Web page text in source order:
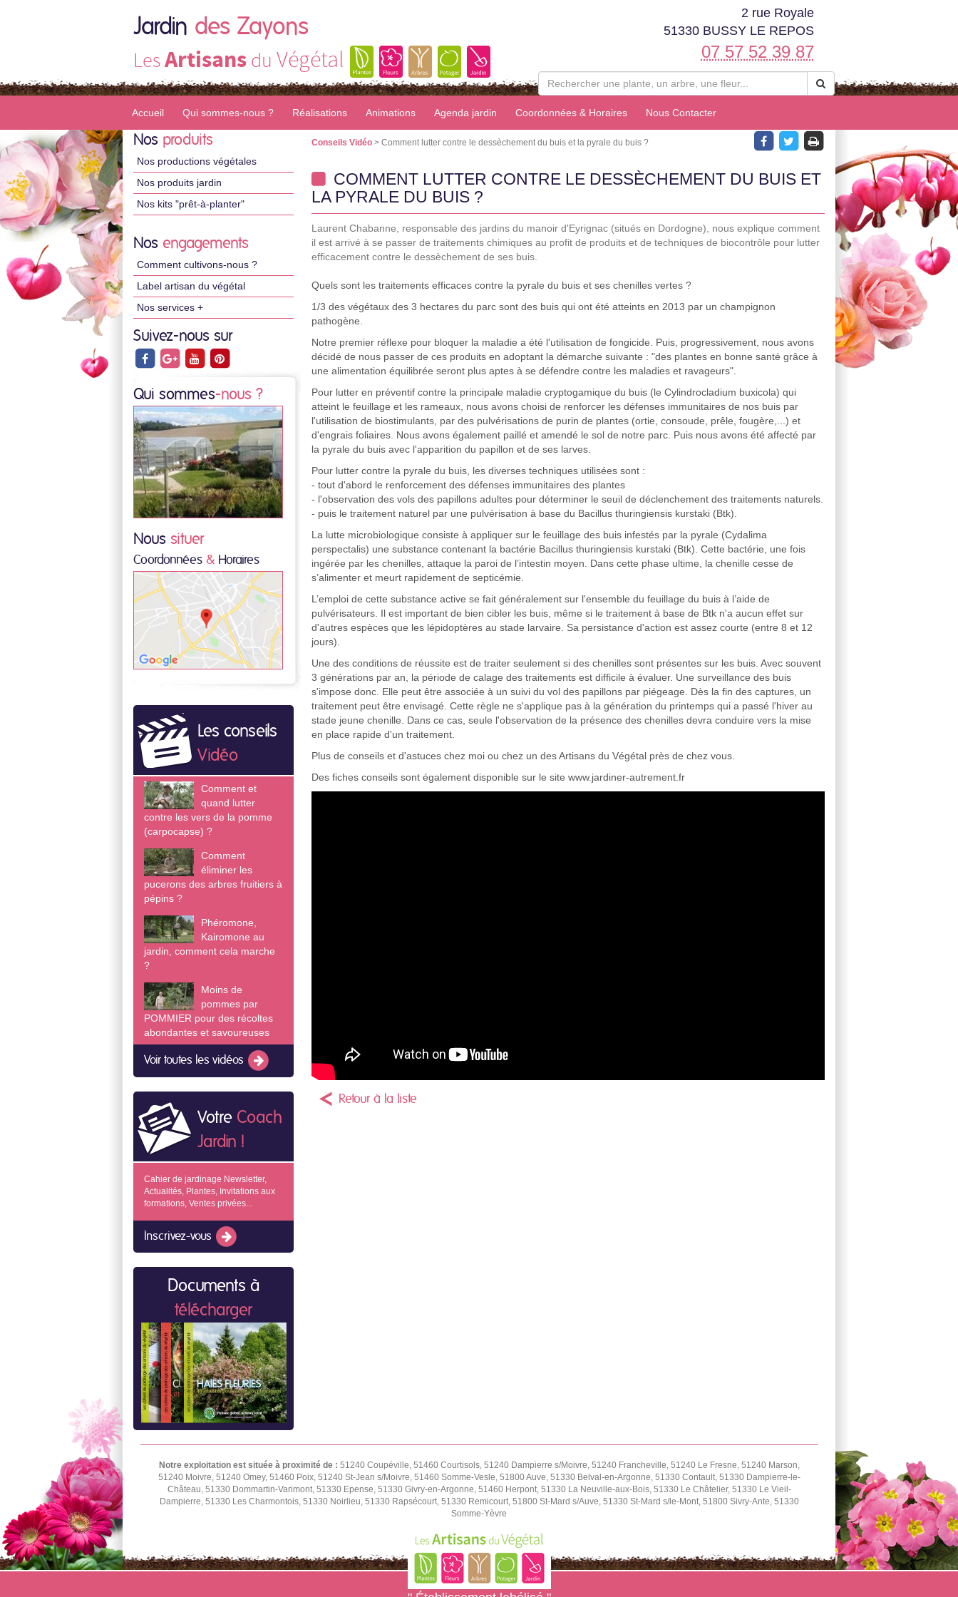
Jardin des Zayons
LesArtisans du Végétal
2 rue Royale
51330 BUSSY LE REPOS
07 57 52 39 87
Accueil Qui sommes-nous ? Réalisations Animations Agenda jardin Coordonnées & Horaires Nous Contacter
Nos produits
Nos productions végétales
Nos produits jardin
Nos kits "prêt-à-planter"
Nos engagements
Comment cultivons-nous ?
Label artisan du végétal
Nos services +
Suivez-nous sur
Qui sommes-nous ?
Nous situer
Coordonnées & Horaires
Les conseils
Vidéo
Comment et
quand lutter
contre les vers de la pomme
(carpocapse) ?
Comment
éliminer les
pucerons des arbres fruitiers à
pépins ?
Phéromone,
Kairomone au
jardin, comment cela marche
?
Moins de
pommes par
POMMIER pour des récoltes
abondantes et savoureuses
Voir toutes les vidéos
Votre Coach
Jardin !
Cahier de jardinage Newsletter,
Actualités, Plantes, Invitations aux
formations, Ventes privées...
Inscrivez-vous
Documents à
télécharger
Conseils Vidéo > Comment lutter contre le dessèchement du buis et la pyrale du buis ?
COMMENT LUTTER CONTRE LE DESSÈCHEMENT DU BUIS ET
LA PYRALE DU BUIS ?
Laurent Chabanne, responsable des jardins du manoir d'Eyrignac (situés en Dordogne), nous explique comment
il est arrivé à se passer de traitements chimiques au profit de produits et de techniques de biocontrôle pour lutter
efficacement contre le dessèchement de ses buis.
Quels sont les traitements efficaces contre la pyrale du buis et ses chenilles vertes ?
1/3 des végétaux des 3 hectares du parc sont des buis qui ont été atteints en 2013 par un champignon
pathogène.
Notre premier réflexe pour bloquer la maladie a été l'utilisation de fongicide. Puis, progressivement, nous avons
décidé de nous passer de ces produits en adoptant la démarche suivante : "des plantes en bonne santé grâce à
une alimentation équilibrée seront plus aptes à se défendre contre les maladies et ravageurs".
Pour lutter en préventif contre la principale maladie cryptogamique du buis (le Cylindrocladium buxicola) qui
atteint le feuillage et les rameaux, nous avons choisi de renforcer les défenses immunitaires de nos buis par
l'utilisation de biostimulants, par des pulvérisations de purin de plantes (ortie, consoude, prêle, fougère,...) et
d'engrais foliaires. Nous avons également paillé et amendé le sol de notre parc. Puis nous avons été affecté par
la pyrale du buis avec l'apparition du papillon et de ses larves.
Pour lutter contre la pyrale du buis, les diverses techniques utilisées sont :
- tout d'abord le renforcement des défenses immunitaires des plantes
- l'observation des vols des papillons adultes pour déterminer le seuil de déclenchement des traitements naturels.
- puis le traitement naturel par une pulvérisation à base du Bacillus thuringiensis kurstaki (Btk).
La lutte microbiologique consiste à appliquer sur le feuillage des buis infestés par la pyrale (Cydalima
perspectalis) une substance contenant la bactérie Bacillus thuringiensis kurstaki (Btk). Cette bactérie, une fois
ingérée par les chenilles, attaque la paroi de l’intestin moyen. Dans cette phase ultime, la chenille cesse de
s’alimenter et meurt rapidement de septicémie.
L’emploi de cette substance active se fait généralement sur l'ensemble du feuillage du buis à l’aide de
pulvérisateurs. Il est important de bien cibler les buis, même si le traitement à base de Btk n'a aucun effet sur
d'autres espèces que les lépidoptères au stade larvaire. Sa persistance d'action est assez courte (entre 8 et 12
jours).
Une des conditions de réussite est de traiter seulement si des chenilles sont présentes sur les buis. Avec souvent
3 générations par an, la période de calage des traitements est difficile à évaluer. Une surveillance des buis
s'impose donc. Elle peut être associée à un suivi du vol des papillons par piégeage. Dès la fin des captures, un
traitement peut être envisagé. Cette règle ne s'applique pas à la génération du printemps qui a passé l'hiver au
stade jeune chenille. Dans ce cas, seule l'observation de la présence des chenilles devra conduire vers la mise
en place rapide d'un traitement.
Plus de conseils et d'astuces chez moi ou chez un des Artisans du Végétal près de chez vous.
Des fiches conseils sont également disponible sur le site www.jardiner-autrement.fr
Retour à la liste
Notre exploitation est située à proximité de : 51240 Coupéville, 51460 Courtisols, 51240 Dampierre s/Moivre, 51240 Francheville, 51240 Le Fresne, 51240 Marson,
51240 Moivre, 51240 Omey, 51460 Poix, 51240 St-Jean s/Moivre, 51460 Somme-Vesle, 51800 Auve, 51330 Belval-en-Argonne, 51330 Contault, 51330 Dampierre-le-
Château, 51330 Dommartin-Varimont, 51330 Epense, 51330 Givry-en-Argonne, 51460 Herpont, 51330 La Neuville-aux-Bois, 51330 Le Châtelier, 51330 Le Vieil-
Dampierre, 51330 Les Charmontois, 51330 Noirlieu, 51330 Rapsécourt, 51330 Remicourt, 51800 St-Mard s/Auve, 51330 St-Mard s/le-Mont, 51800 Sivry-Ante, 51330
Somme-Yèvre